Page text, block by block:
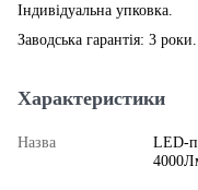
Індивідуальна упковка.
Заводська гарантія: 3 роки.
Характеристики
Назва
LED-